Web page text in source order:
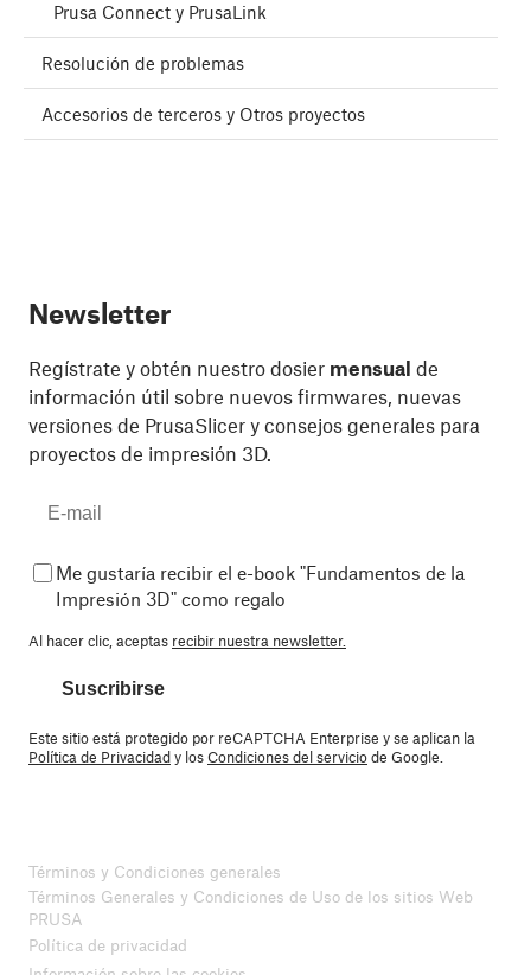
Prusa Connect y PrusaLink
Resolución de problemas
Accesorios de terceros y Otros proyectos
Newsletter
Regístrate y obtén nuestro dosier mensual de
información útil sobre nuevos firmwares, nuevas
versiones de PrusaSlicer y consejos generales para
proyectos de impresión 3D.
Me gustaría recibir el e-book "Fundamentos de la
Impresión 3D" como regalo
Al hacer clic, aceptas recibir nuestra newsletter.
Suscribirse
Este sitio está protegido por reCAPTCHA Enterprise y se aplican la
Política de Privacidady losCondiciones del serviciode Google.
Términos y Condiciones generales
Términos Generales y Condiciones de Uso de los sitios Web
PRUSA
Política de privacidad